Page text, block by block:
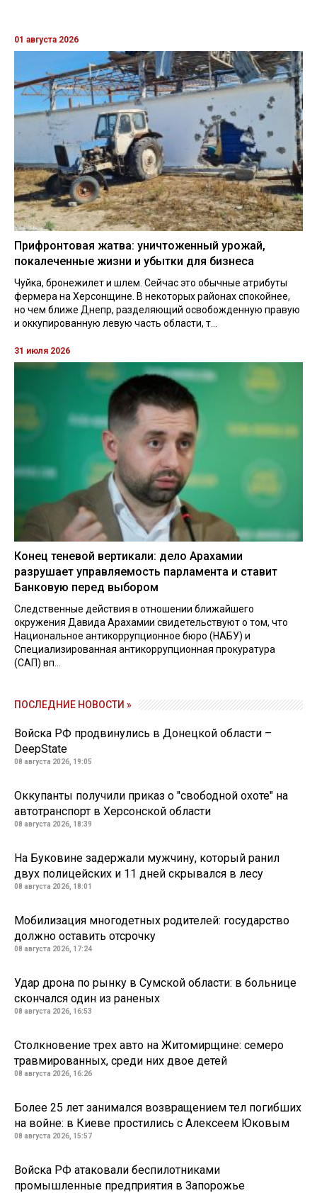
01 августа 2026
Прифронтовая жатва: уничтоженный урожай,
покалеченные жизни и убытки для бизнеса
Чуйка, бронежилет и шлем. Сейчас это обычные атрибуты
фермера на Херсонщине. В некоторых районах спокойнее,
но чем ближе Днепр, разделяющий освобожденную правую
и оккупированную левую часть области, т...
31 июля 2026
Конец теневой вертикали: дело Арахамии
разрушает управляемость парламента и ставит
Банковую перед выбором
Следственные действия в отношении ближайшего
окружения Давида Арахамии свидетельствуют о том, что
Национальное антикоррупционное бюро (НАБУ) и
Специализированная антикоррупционная прокуратура
(САП) вп...
ПОСЛЕДНИЕ НОВОСТИ »
Войска РФ продвинулись в Донецкой области –
DeepState
08 августа 2026, 19:05
Оккупанты получили приказ о "свободной охоте" на
автотранспорт в Херсонской области
08 августа 2026, 18:39
На Буковине задержали мужчину, который ранил
двух полицейских и 11 дней скрывался в лесу
08 августа 2026, 18:01
Мобилизация многодетных родителей: государство
должно оставить отсрочку
08 августа 2026, 17:24
Удар дрона по рынку в Сумской области: в больнице
скончался один из раненых
08 августа 2026, 16:53
Столкновение трех авто на Житомирщине: семеро
травмированных, среди них двое детей
08 августа 2026, 16:26
Более 25 лет занимался возвращением тел погибших
на войне: в Киеве простились с Алексеем Юковым
08 августа 2026, 15:57
Войска РФ атаковали беспилотниками
промышленные предприятия в Запорожье